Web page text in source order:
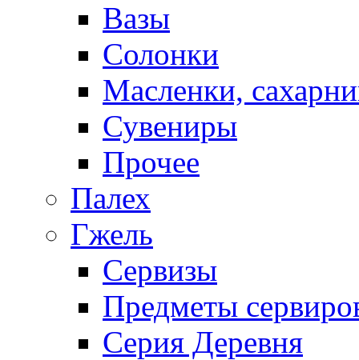
Вазы
Солонки
Масленки,
Сувениры
Прочее
Палех
Гжель
Сервизы
Предметы
Серия Деревня